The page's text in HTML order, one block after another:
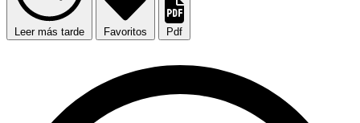
Leer más tarde Favoritos Pdf